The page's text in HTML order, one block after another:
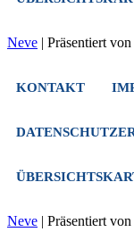
Neve | Präsentiert von
KONTAKT
Neve | Präsentiert von